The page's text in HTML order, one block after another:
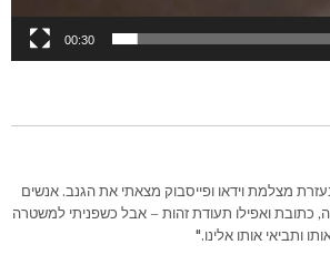
00:30
מצלמת וידאו ופייסבוק מצאתי את הגנב. אנשים
כתובת ואפילו תעודת זהות – אבל כשפניתי למשטרה
ותביאי אותו אלינו."